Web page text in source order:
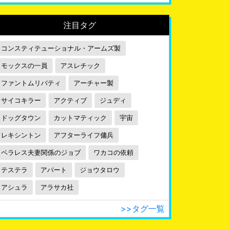
注目タグ
コンスティテューショナル・アームズ製
モックスの一員 アスレチック
ファントムリバティ アーチャー製
サイコキラー アクティブ ジュディ
ドッグタウン カットマティック 宇宙
レキシントン アフターライフ傭兵
ペラレス夫妻関係のジョブ ワカコの依頼
テステラ アパート ジョウタロウ
アシュラ アラサカ社
>>タグ一覧